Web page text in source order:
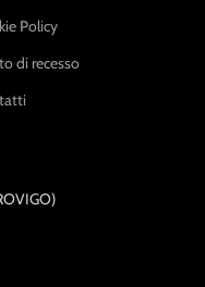
Policy
di recesso